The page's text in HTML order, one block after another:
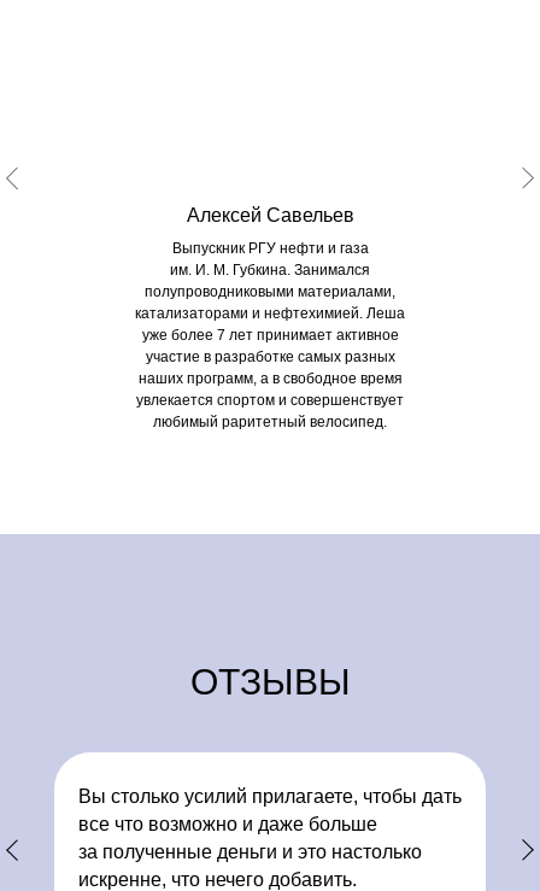
Алексей Савельев
Выпускник РГУ нефти и газа
им. И. М. Губкина. Занимался
полупроводниковыми материалами,
катализаторами и нефтехимией. Леша
уже более 7 лет принимает активное
участие в разработке самых разных
наших программ, а в свободное время
увлекается спортом и совершенствует
любимый раритетный велосипед.
ОТЗЫВЫ
Вы столько усилий прилагаете, чтобы дать
все что возможно и даже больше
за полученные деньги и это настолько
искренне, что нечего добавить.